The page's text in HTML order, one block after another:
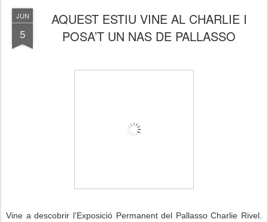
JUN
5
AQUEST ESTIU VINE AL CHARLIE I
POSA’T UN NAS DE PALLASSO
Vine a descobrir l’Exposició Permanent del Pallasso Charlie Rivel.